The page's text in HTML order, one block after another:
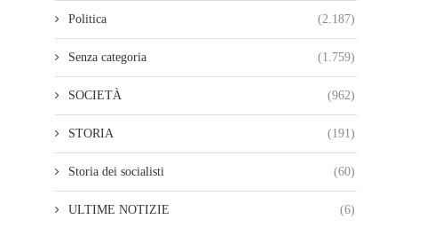
Politica (2.187)
Senza categoria (1.759)
SOCIETÀ (962)
STORIA (191)
Storia dei socialisti (60)
ULTIME NOTIZIE (6)